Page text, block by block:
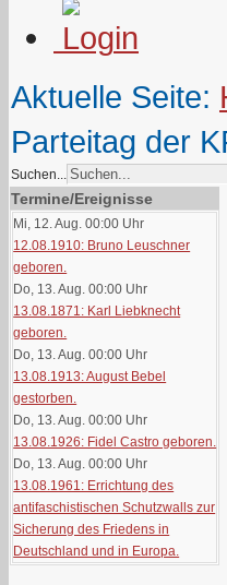
Aktuelle Seite:
Parteitag der
Suchen...
Termine/Ereignisse
Mi, 12. Aug. 00:00 Uhr
12.08.1910: Bruno Leuschner
geboren.
Do, 13. Aug. 00:00 Uhr
13.08.1871: Karl Liebknecht
geboren.
Do, 13. Aug. 00:00 Uhr
13.08.1913: August Bebel
gestorben.
Do, 13. Aug. 00:00 Uhr
13.08.1926: Fidel Castro geboren.
Do, 13. Aug. 00:00 Uhr
13.08.1961: Errichtung des
antifaschistischen Schutzwalls zur
Sicherung des Friedens in
Deutschland und in Europa.